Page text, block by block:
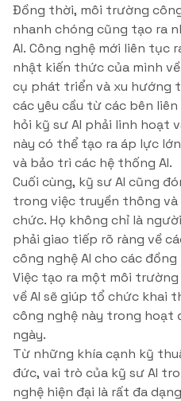
Đồng thời, môi trường
nhanh chóng cũng tạo ra
AI. Công nghệ mới liên tục
nhật kiến thức của mình
cụ phát triển và xu hướng
các yêu cầu từ các bên
hỏi kỹ sư AI phải linh hoạt
này có thể tạo ra áp lực
và bảo trì các hệ thống AI.
Cuối cùng, kỹ sư AI cũng
trong việc truyền thông
chức. Họ không chỉ là
phải giao tiếp rõ ràng về
công nghệ AI cho các
Việc tạo ra một môi trường
về AI sẽ giúp tổ chức khai
công nghệ này trong hoạt
ngày.
Từ những khía cạnh kỹ
đức, vai trò của kỹ sư AI
nghệ hiện đại là rất đa